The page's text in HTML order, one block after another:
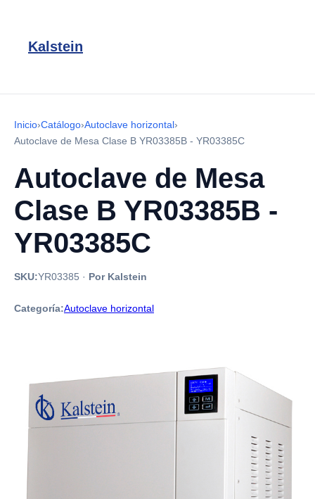
Kalstein
Inicio›Catálogo›Autoclave horizontal›
Autoclave de Mesa Clase B YR03385B - YR03385C
Autoclave de Mesa
Clase B YR03385B -
YR03385C
SKU:YR03385 · Por Kalstein
Categoría:Autoclave horizontal